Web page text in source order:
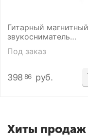
Гитарный магнитный
звукосниматель
Neo-Buster
Под заказ
398 86 руб.
Хиты продаж